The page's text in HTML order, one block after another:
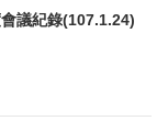
議紀錄(107.1.24)